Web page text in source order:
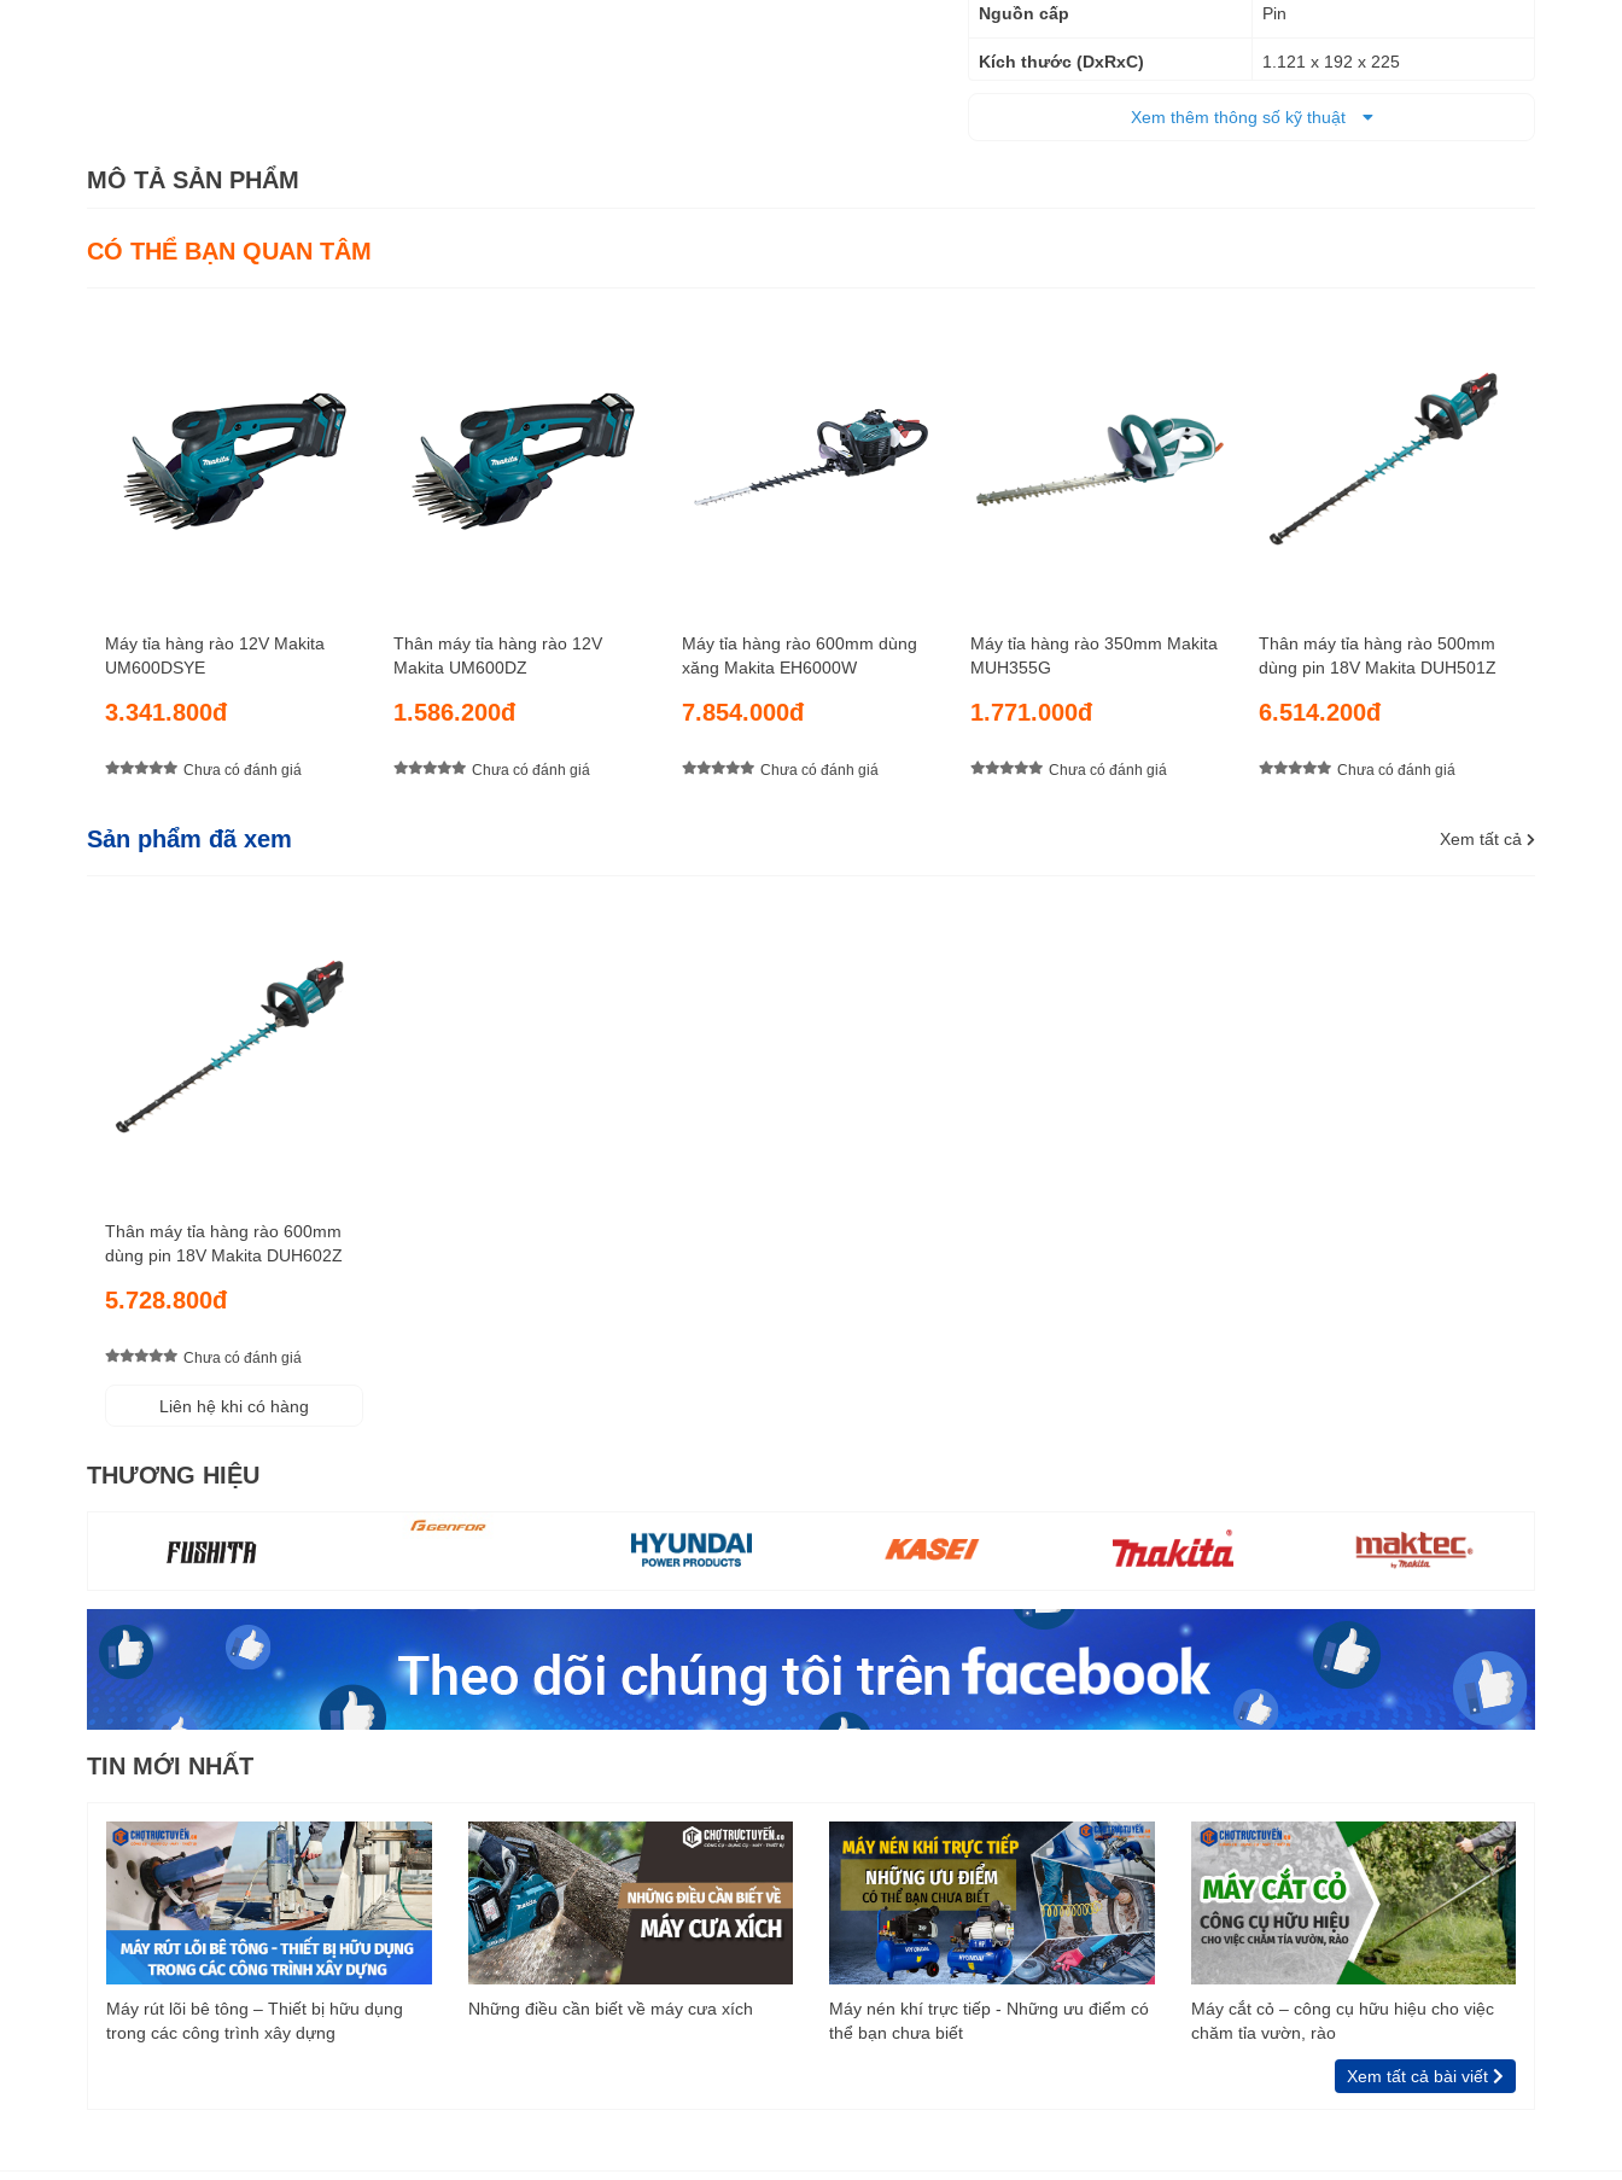
Nguồn cấp Pin
Kích thước (DxRxC) 1.121 x 192 x 225
3,9 kg - 4,3 kg
Xem thêm thông số kỹ thuật
MÔ TẢ SẢN PHẨM
CÓ THỂ BẠN QUAN TÂM
Máy tỉa hàng rào 12V Makita
UM600DSYE
3.341.800đ
Chưa có đánh giá
Thân máy tỉa hàng rào 12V
Makita UM600DZ
1.586.200đ
Chưa có đánh giá
Máy tỉa hàng rào 600mm dùng
xăng Makita EH6000W
7.854.000đ
Chưa có đánh giá
Máy tỉa hàng rào 350mm Makita
MUH355G
1.771.000đ
Chưa có đánh giá
Thân máy tỉa hàng rào 500mm
dùng pin 18V Makita DUH501Z
6.514.200đ
Chưa có đánh giá
Sản phẩm đã xem Xem tất cả
Thân máy tỉa hàng rào 600mm
dùng pin 18V Makita DUH602Z
5.728.800đ
Chưa có đánh giá
Liên hệ khi có hàng
THƯƠNG HIỆU
TIN MỚI NHẤT
Máy rút lõi bê tông – Thiết bị hữu dụng
trong các công trình xây dựng
Những điều cần biết về máy cưa xích
Máy nén khí trực tiếp - Những ưu điểm có
thể bạn chưa biết
Máy cắt cỏ – công cụ hữu hiệu cho việc
chăm tỉa vườn, rào
Xem tất cả bài viết